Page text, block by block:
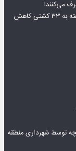
ترافیک کشتیرانی از طریق تنگه هرمز در یک هفته به ۳۳ کشتی کاهش
توسط شهرداری منطقه